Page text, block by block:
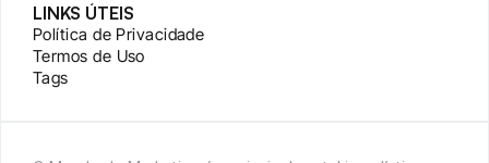
LINKS ÚTEIS
Política de Privacidade
Termos de Uso
Tags